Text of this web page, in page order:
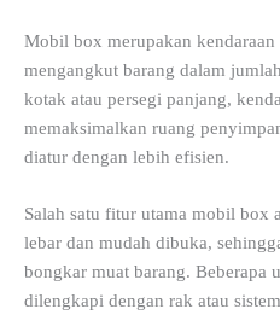
Mobil box merupakan
mengangkut barang dalam
kotak atau persegi panjang,
memaksimalkan ruang
diatur dengan lebih efisien.
Salah satu fitur utama mobil box
lebar dan mudah dibuka,
bongkar muat barang. Beberapa
dilengkapi dengan rak atau